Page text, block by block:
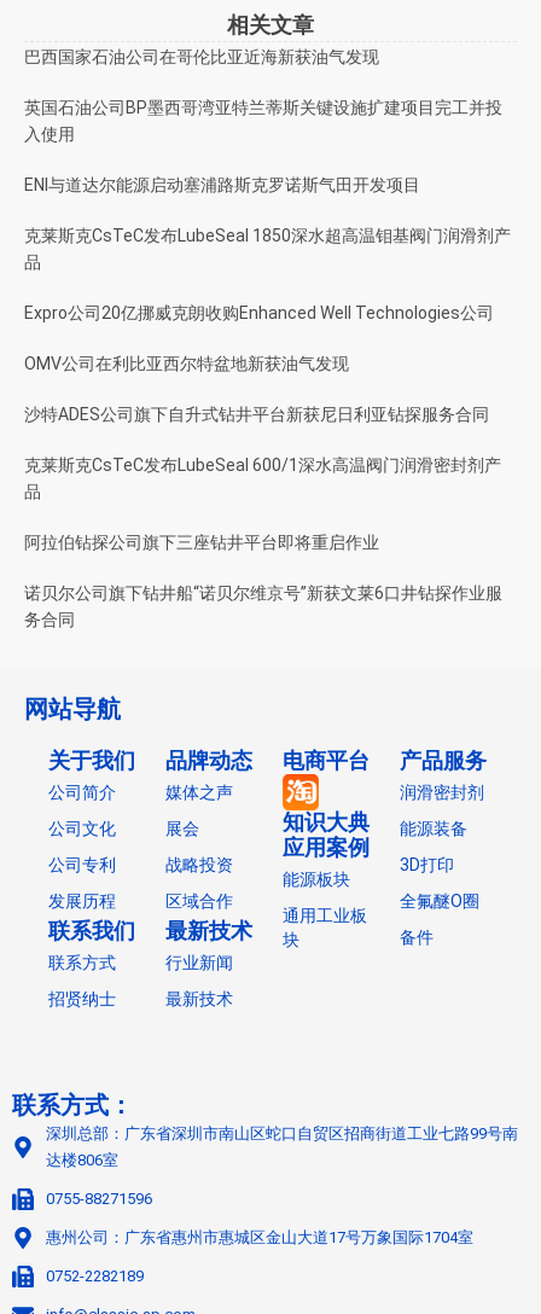
相关文章
巴西国家石油公司在哥伦比亚近海新获油气发现
英国石油公司BP墨西哥湾亚特兰蒂斯关键设施扩建项目完工并投
入使用
ENI与道达尔能源启动塞浦路斯克罗诺斯气田开发项目
克莱斯克CsTeC发布LubeSeal 1850深水超高温钼基阀门润滑剂产
品
Expro公司20亿挪威克朗收购Enhanced Well Technologies公司
OMV公司在利比亚西尔特盆地新获油气发现
沙特ADES公司旗下自升式钻井平台新获尼日利亚钻探服务合同
克莱斯克CsTeC发布LubeSeal 600/1深水高温阀门润滑密封剂产
品
阿拉伯钻探公司旗下三座钻井平台即将重启作业
诺贝尔公司旗下钻井船“诺贝尔维京号”新获文莱6口井钻探作业服
务合同
网站导航
关于我们
公司简介
公司文化
公司专利
发展历程
联系我们
联系方式
招贤纳士
品牌动态
媒体之声
展会
战略投资
区域合作
最新技术
行业新闻
最新技术
电商平台
知识大典
应用案例
能源板块
通用工业板
块
产品服务
润滑密封剂
能源装备
3D打印
全氟醚O圈
备件
联系方式：
深圳总部：广东省深圳市南山区蛇口自贸区招商街道工业七路99号南
达楼806室
0755-88271596
惠州公司：广东省惠州市惠城区金山大道17号万象国际1704室
0752-2282189